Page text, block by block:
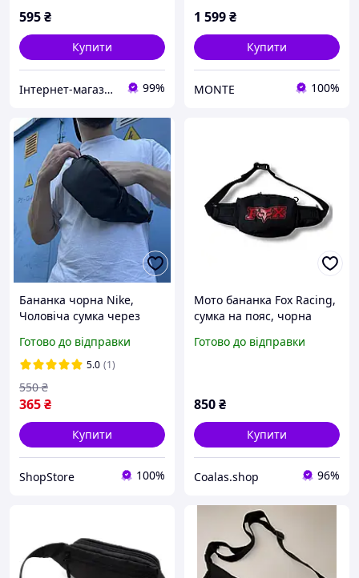
595₴
Купити
Інтернет-магазин оригінальних кепок, рюкзаків та аксесуарів 99%
1 599₴
Купити
MONTE 100%
Бананка чорна Nike,
Чоловіча сумка через
Готово до відправки
5.0 (1)
365₴
550 ₴
Купити
ShopStore 100%
Мото бананка Fox Racing,
сумка на пояс, чорна
бананка, спортивна сумка
Готово до відправки
850₴
Купити
Coalas.shop 96%